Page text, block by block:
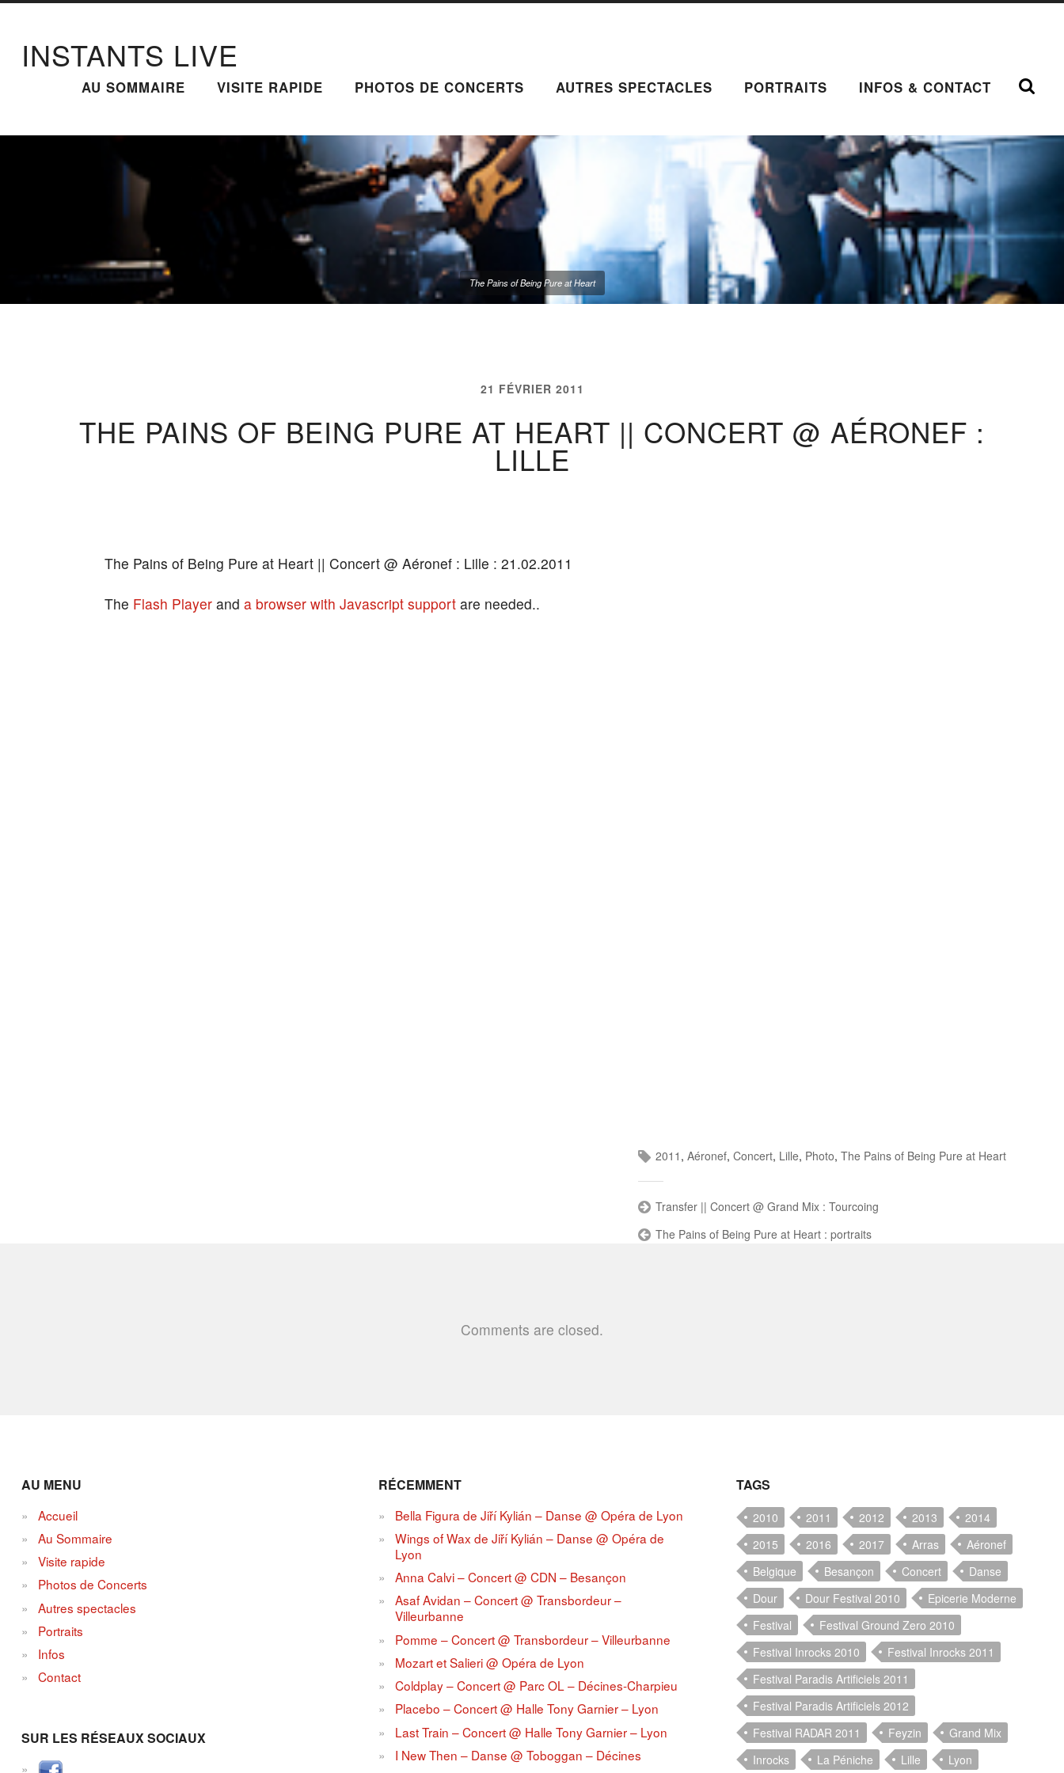
INSTANTS LIVE
AU SOMMAIRE VISITE RAPIDE PHOTOS DE CONCERTS AUTRES SPECTACLES PORTRAITS INFOS & CONTACT
The Pains of Being Pure at Heart
21 FÉVRIER 2011
THE PAINS OF BEING PURE AT HEART || CONCERT @ AÉRONEF :
LILLE
The Pains of Being Pure at Heart || Concert @ Aéronef : Lille : 21.02.2011
The Flash Player and a browser with Javascript support are needed..
2011 ,Aéronef,Concert, Lille, Photo,The Pains of Being Pure at Heart
Transfer || Concert @ Grand Mix : Tourcoing
The Pains of Being Pure at Heart : portraits
Comments are closed.
AU MENU
Accueil
Au Sommaire
Visite rapide
Photos de Concerts
Autres spectacles
Portraits
Infos
Contact
SUR LES RÉSEAUX SOCIAUX
RÉCEMMENT
Bella Figura de Jiří Kylián – Danse @ Opéra de Lyon
Wings of Wax de Jiří Kylián – Danse @ Opéra de
Lyon
Anna Calvi – Concert @ CDN – Besançon
Asaf Avidan – Concert @ Transbordeur –
Villeurbanne
Pomme – Concert @ Transbordeur – Villeurbanne
Mozart et Salieri @ Opéra de Lyon
Coldplay – Concert @ Parc OL – Décines-Charpieu
Placebo – Concert @ Halle Tony Garnier – Lyon
Last Train – Concert @ Halle Tony Garnier – Lyon
I New Then – Danse @ Toboggan – Décines
TAGS
2010 2011 2012 2013
2014
2015
2016 2017 Arras
Aéronef
Belgique
Besançon Concert
Danse
Dour
Dour Festival 2010
Epicerie Moderne
Festival
Festival Ground Zero 2010
Festival Inrocks 2010
Festival Inrocks 2011
Festival Paradis Artificiels 2011
Festival Paradis Artificiels 2012
Festival RADAR 2011
Feyzin
Grand Mix
Inrocks
La Péniche Lille Lyon